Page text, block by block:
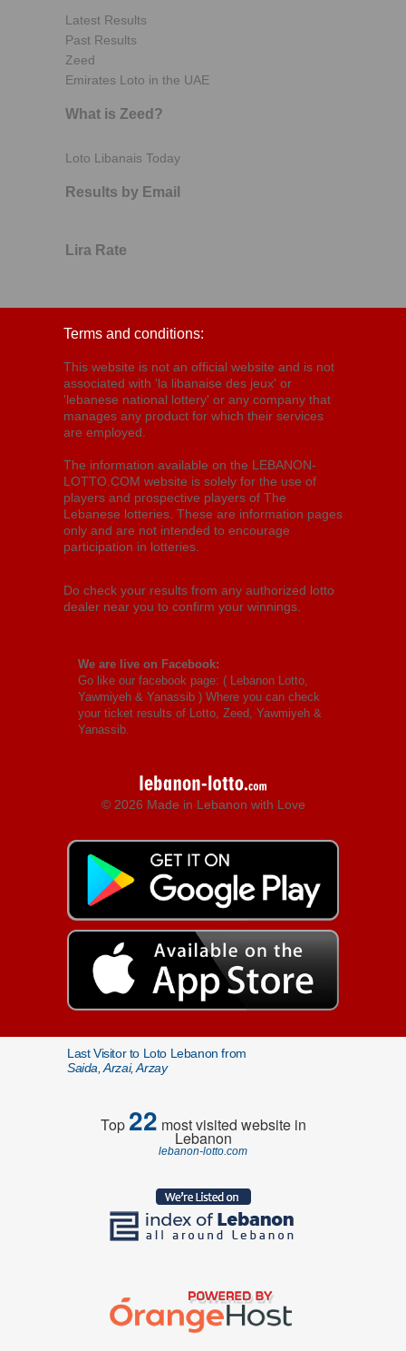
Latest Results
Past Results
Zeed
Emirates Loto in the UAE
What is Zeed?
Loto Libanais Today
Results by Email
Lira Rate
Terms and conditions:
This website is not an official website and is not
associated with 'la libanaise des jeux' or
'lebanese national lottery' or any company that
manages any product for which their services
are employed.
The information available on the LEBANON-
LOTTO.COM website is solely for the use of
players and prospective players of The
Lebanese lotteries. These are information pages
only and are not intended to encourage
participation in lotteries.
Do check your results from any authorized lotto
dealer near you to confirm your winnings.
We are live on Facebook:
Go like our facebook page: ( Lebanon Lotto,
Yawmiyeh & Yanassib ) Where you can check
your ticket results of Lotto, Zeed, Yawmiyeh &
Yanassib.
© 2026 Made in Lebanon with Love
Last Visitor to Loto Lebanon from
Saida, Arzai, Arzay
Top22 most visited website in
Lebanon
lebanon-lotto.com